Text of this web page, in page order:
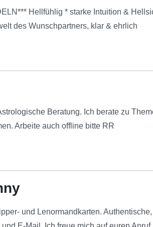
Hellfühlig * starke Intuition &
des Wunschpartners, klar & ehrlich
Beratung. Ich berate zu
Arbeite auch offline bitte RR
und Lenormandkarten.